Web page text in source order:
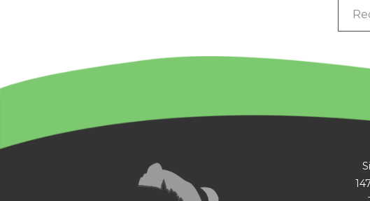
SUR
SITE